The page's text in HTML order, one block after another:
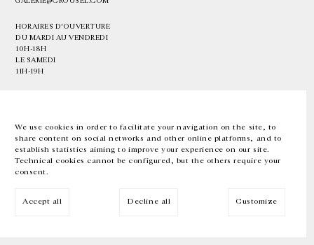
We use cookies in order to facilitate your navigation on the site, to
share content on social networks and other online platforms, and to
establish statistics aiming to improve your experience on our site.
Technical cookies cannot be configured, but the others require your
consent.
Accept all Decline all Customize
HORAIRES D'OUVERTURE
DU MARDI AU VENDREDI
10H-18H
LE SAMEDI
11H-19H
EN FR 中文 Facebook Instagram
Inscrivez-vous à notre newsletter